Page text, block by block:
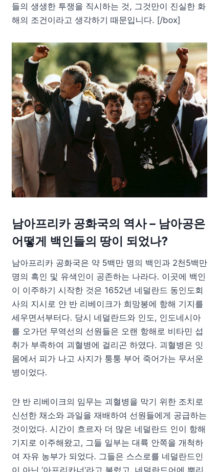
들의 생생한 투쟁을 직시하는 것, 그것만이 진실한 화
해의 조건이라고 생각하기 때문입니다. [/box]
남아프리카 공화국의 역사 – 남아공은
어떻게 백인들의 땅이 되었나?
남아프리카 공화국은 약 5백만 명의 백인과 2천5백만
명의 흑인 및 유색인이 공존하는 나라다. 이곳에 백인
이 이주하기 시작한 것은 1652년 네덜란드 동인도회
사의 지시로 얀 반 리베이크가 희망봉에 항해 기지를
세우면서부터다. 당시 네덜란드와 인도, 인도네시아
를 오가던 무역선의 선원들은 오랜 항해로 비타민 섭
취가 부족하여 괴혈병에 걸리곤 하였다. 괴혈병은 잇
몸에서 피가 나고 사지가 퉁퉁 부어 죽어가는 무서운
병이었다.
얀 반 리베이크의 임무는 괴혈병을 막기 위한 조치로
신선한 채소와 과일을 재배하여 선원들에게 공급하는
것이었다. 시간이 흐르자 더 많은 네덜란드 인이 항해
기지로 이주해왔고, 그들 일부는 대륙 안쪽을 개척하
여 자유 농부가 되었다. 그들은 스스로를 네덜란드인